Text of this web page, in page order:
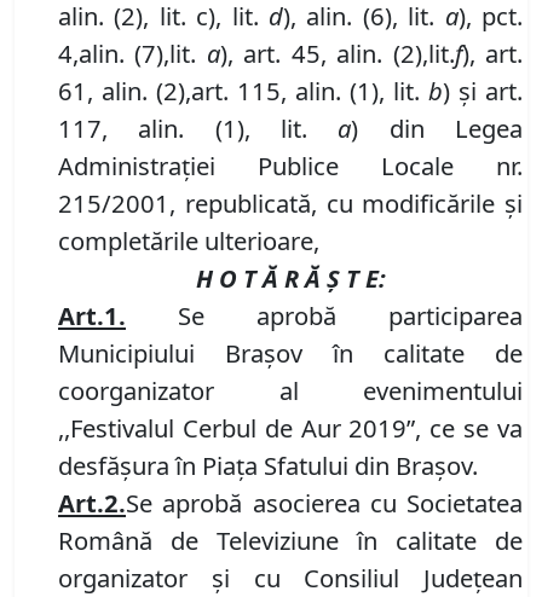
alin. (2), lit. c), lit. d), alin. (6), lit. a), pct.
4,alin. (7),lit. a), art. 45, alin. (2),lit.f), art.
61, alin. (2),art. 115, alin. (1), lit. b) şi art.
117, alin. (1), lit. a) din Legea
Administraţiei Publice Locale nr.
215/2001, republicată, cu modificările și
completările ulterioare,
H O T Ă R Ă Ş T E:
Art.1. Se aprobă participarea
Municipiului Brașov în calitate de
coorganizator al evenimentului
,,Festivalul Cerbul de Aur 2019”, ce se va
desfășura în Piața Sfatului din Brașov.
Art.2.Se aprobă asocierea cu Societatea
Română de Televiziune în calitate de
organizator și cu Consiliul Județean